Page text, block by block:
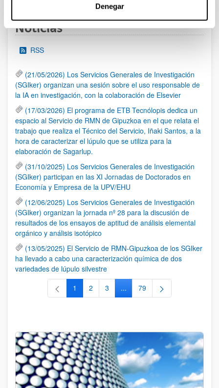
Denegar
Noticias
RSS
(21/05/2026) Los Servicios Generales de Investigación
(SGIker) organizan una sesión sobre el uso responsable de
la IA en investigación, con la colaboración de Elsevier
(17/03/2026) El programa de ETB Tecnólopis dedica un
espacio al Servicio de RMN de Gipuzkoa en el que relata el
trabajo que realiza el Técnico del Servicio, Iñaki Santos, a la
hora de caracterizar el lúpulo que se utiliza para la
elaboración de Sagarlup.
(31/10/2025) Los Servicios Generales de Investigación
(SGIker) participan en las XI Jornadas de Doctorados en
Economía y Empresa de la UPV/EHU
(12/06/2025) Los Servicios Generales de Investigación
(SGIker) organizan la jornada nº 28 para la discusión de
resultados de los ensayos de aptitud de análisis elemental
orgánico y análisis isotópico
(13/05/2025) El Servicio de RMN-Gipuzkoa de los SGIker
ha llevado a cabo una caracterización química de dos
variedades de lúpulo silvestre
Página
1 Página
2 Página
3 ...Páginas intermedias Use TAB
Página
79